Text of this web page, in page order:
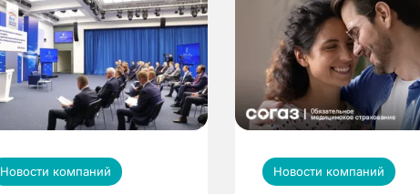
Новости компаний Новости компаний